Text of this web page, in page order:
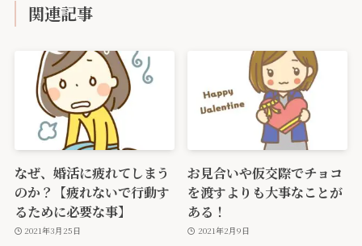
関連記事
なぜ、婚活に疲れてしまう
のか？【疲れないで行動す
るために必要な事】
2021年3月25日
お見合いや仮交際でチョコ
を渡すよりも大事なことが
ある！
2021年2月9日